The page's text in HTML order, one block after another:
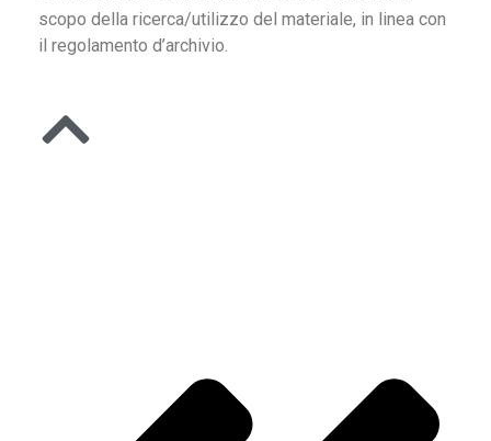
scopo della ricerca/utilizzo del materiale, in linea con
il regolamento d’archivio.